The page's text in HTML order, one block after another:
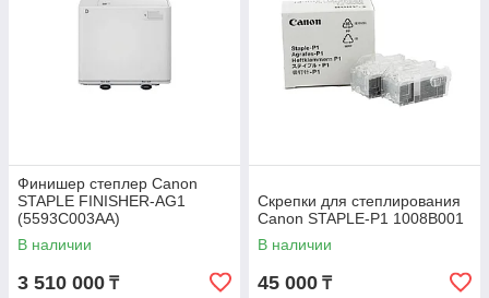
Финишер степлер Canon
STAPLE FINISHER-AG1
(5593C003AA)
В наличии
3 510 000 ₸
Скрепки для степлирования
Canon STAPLE-P1 1008B001
В наличии
45 000 ₸